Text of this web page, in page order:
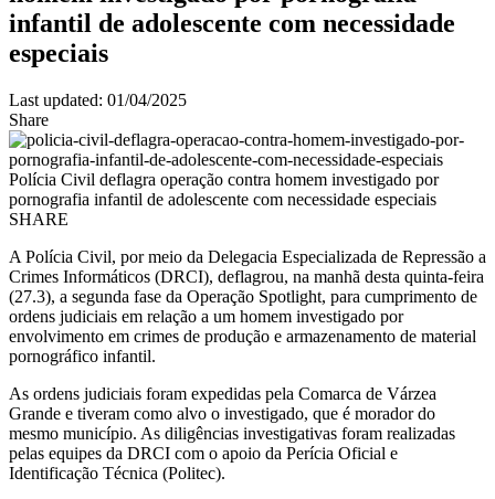
infantil de adolescente com necessidade
especiais
Last updated: 01/04/2025
Share
Polícia Civil deflagra operação contra homem investigado por
pornografia infantil de adolescente com necessidade especiais
SHARE
A Polícia Civil, por meio da Delegacia Especializada de Repressão a
Crimes Informáticos (DRCI), deflagrou, na manhã desta quinta-feira
(27.3), a segunda fase da Operação Spotlight, para cumprimento de
ordens judiciais em relação a um homem investigado por
envolvimento em crimes de produção e armazenamento de material
pornográfico infantil.
As ordens judiciais foram expedidas pela Comarca de Várzea
Grande e tiveram como alvo o investigado, que é morador do
mesmo município. As diligências investigativas foram realizadas
pelas equipes da DRCI com o apoio da Perícia Oficial e
Identificação Técnica (Politec).